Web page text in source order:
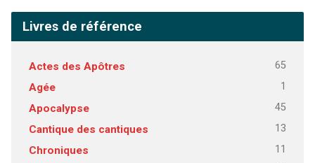
Livres de référence
Actes des Apôtres 65
Agée 1
Apocalypse 45
Cantique des cantiques 13
Chroniques 11